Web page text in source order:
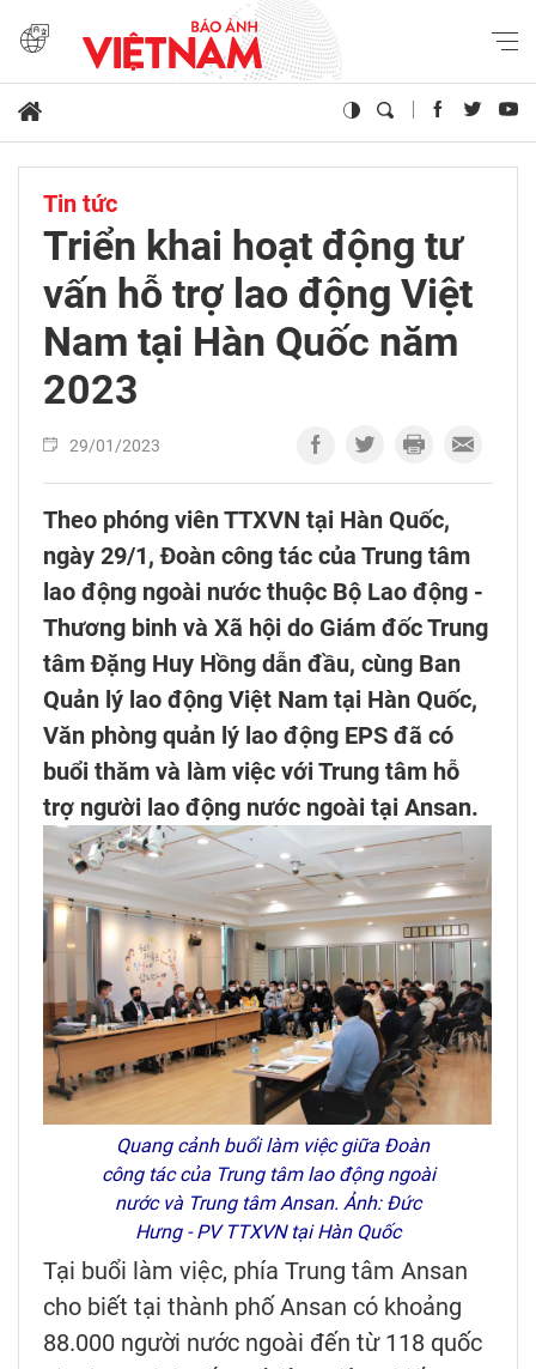
Tin tức
Triển khai hoạt động tư
vấn hỗ trợ lao động Việt
Nam tại Hàn Quốc năm
2023
29/01/2023
Theo phóng viên TTXVN tại Hàn Quốc,
ngày 29/1, Đoàn công tác của Trung tâm
lao động ngoài nước thuộc Bộ Lao động -
Thương binh và Xã hội do Giám đốc Trung
tâm Đặng Huy Hồng dẫn đầu, cùng Ban
Quản lý lao động Việt Nam tại Hàn Quốc,
Văn phòng quản lý lao động EPS đã có
buổi thăm và làm việc với Trung tâm hỗ
trợ người lao động nước ngoài tại Ansan.
Quang cảnh buổi làm việc giữa Đoàn
công tác của Trung tâm lao động ngoài
nước và Trung tâm Ansan. Ảnh: Đức
Hưng - PV TTXVN tại Hàn Quốc
Tại buổi làm việc, phía Trung tâm Ansan
cho biết tại thành phố Ansan có khoảng
88.000 người nước ngoài đến từ 118 quốc